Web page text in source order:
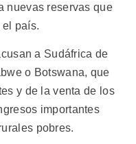
nuevas reservas que
país.
a Sudáfrica de
o Botswana, que
y de la venta de los
importantes
pobres.